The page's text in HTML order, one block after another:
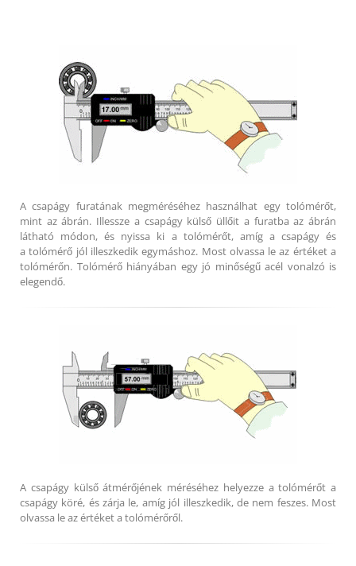
A csapágy furatának megméréséhez használhat egy tolómérőt,
mint az ábrán. Illessze a csapágy külső üllőit a furatba az ábrán
látható módon, és nyissa ki a tolómérőt, amíg a csapágy és
a tolómérő jól illeszkedik egymáshoz. Most olvassa le az értéket a
tolómérőn. Tolómérő hiányában egy jó minőségű acél vonalzó is
elegendő.
A csapágy külső átmérőjének méréséhez helyezze a tolómérőt a
csapágy köré, és zárja le, amíg jól illeszkedik, de nem feszes. Most
olvassa le az értéket a tolómérőről.